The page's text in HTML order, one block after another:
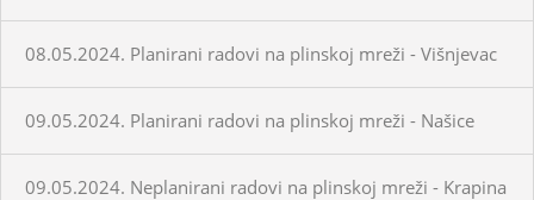
08.05.2024. Planirani radovi na plinskoj mreži - Višnjevac
09.05.2024. Planirani radovi na plinskoj mreži - Našice
09.05.2024. Neplanirani radovi na plinskoj mreži - Krapina